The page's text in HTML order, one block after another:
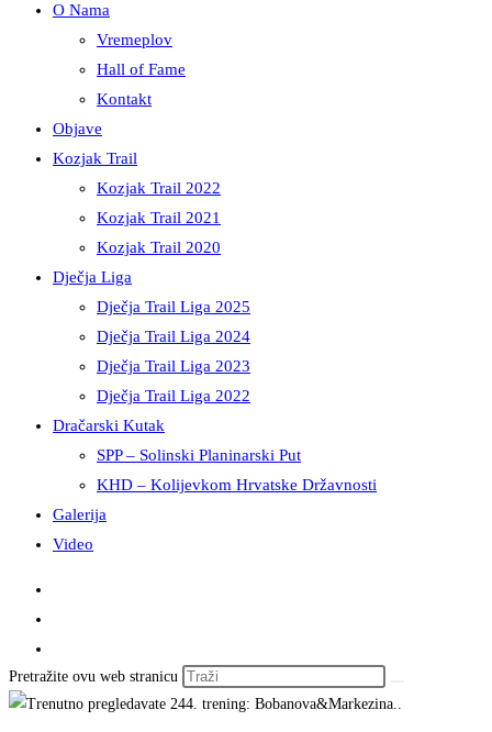
O Nama
Vremeplov
Hall of Fame
Kontakt
Objave
Kozjak Trail
Kozjak Trail 2022
Kozjak Trail 2021
Kozjak Trail 2020
Dječja Liga
Dječja Trail Liga 2025
Dječja Trail Liga 2024
Dječja Trail Liga 2023
Dječja Trail Liga 2022
Dračarski Kutak
SPP – Solinski Planinarski Put
KHD – Kolijevkom Hrvatske Državnosti
Galerija
Video
Pretražite ovu web stranicu